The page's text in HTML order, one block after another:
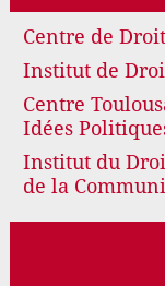
Centre de
Institut de
Centre
Idées
Institut du
de la